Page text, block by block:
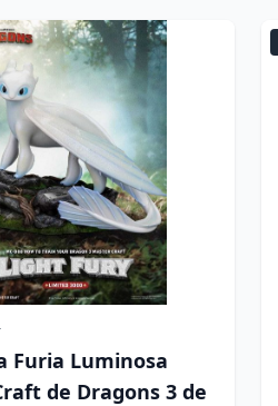
Furia Luminosa
de Dragons 3 de